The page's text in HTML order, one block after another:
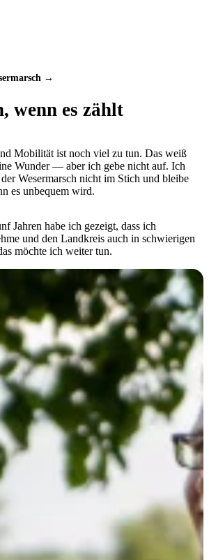
→
wenn es zählt
Mobilität ist noch viel zu tun. Das weiß
Wunder — aber ich gebe nicht auf. Ich
Wesermarsch nicht im Stich und bleibe
es unbequem wird.
Jahren habe ich gezeigt, dass ich
und den Landkreis auch in schwierigen
möchte ich weiter tun.